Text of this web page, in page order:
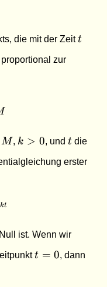
die mit der Zeitt
t
zur
= -kM
M
M, k
0
k > 0, und t
tdie
erster
A e^{-kt}
kt
ist. Wenn wir
t
t = 0, dann